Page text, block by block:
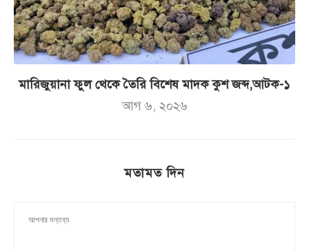
মারিজুয়ানা ফুল থেকে তৈরি বিশেষ মাদক কুশ জব্দ,আটক-১
আগ ৬, ২০২৬
মতামত দিন